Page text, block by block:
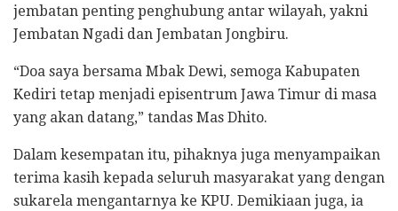
jembatan penting penghubung antar wilayah, yakni
Jembatan Ngadi dan Jembatan Jongbiru.
“Doa saya bersama Mbak Dewi, semoga Kabupaten
Kediri tetap menjadi episentrum Jawa Timur di masa
yang akan datang,” tandas Mas Dhito.
Dalam kesempatan itu, pihaknya juga menyampaikan
terima kasih kepada seluruh masyarakat yang dengan
sukarela mengantarnya ke KPU. Demikiaan juga, ia